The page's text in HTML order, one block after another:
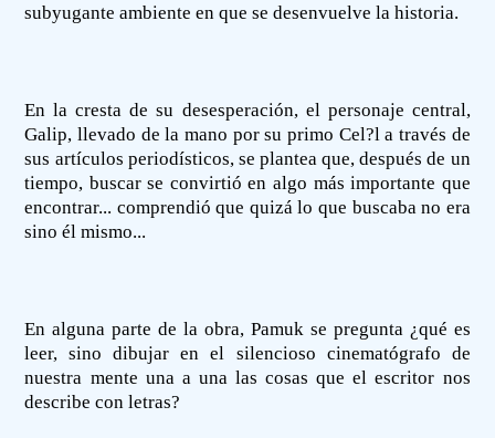
subyugante ambiente en que se desenvuelve la historia.
En la cresta de su desesperación, el personaje central,
Galip, llevado de la mano por su primo Cel?l a través de
sus artículos periodísticos, se plantea que, después de un
tiempo, buscar se convirtió en algo más importante que
encontrar... comprendió que quizá lo que buscaba no era
sino él mismo...
En alguna parte de la obra, Pamuk se pregunta ¿qué es
leer, sino dibujar en el silencioso cinematógrafo de
nuestra mente una a una las cosas que el escritor nos
describe con letras?